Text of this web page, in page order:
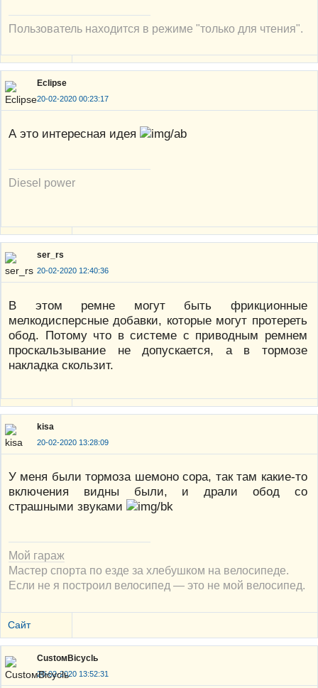
Пользователь находится в режиме "только для чтения".
Eclipse
20-02-2020 00:23:17
А это интересная идея
Diesel power
ser_rs
20-02-2020 12:40:36
В этом ремне могут быть фрикционные
мелкодисперсные добавки, которые могут протереть
обод. Потому что в системе с приводным ремнем
проскальзывание не допускается, а в тормозе
накладка скользит.
kisa
20-02-2020 13:28:09
У меня были тормоза шемоно сора, так там какие-то
включения видны были, и драли обод со
страшными звуками
Мой гараж
Мастер спорта по езде за хлебушком на велосипеде.
Если не я построил велосипед — это не мой велосипед.
Сайт
CustoмBicyclь
20-02-2020 13:52:31